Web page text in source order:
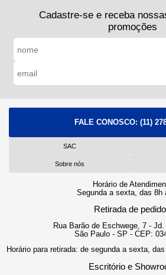
Cadastre-se e receba
promoções
FALE CONOSCO: (11)
SAC
Sobre nós
Horário de
Segunda a sexta, das 8h
Retirada de
Rua Barão de Eschwege, 7 -
São Paulo - SP - CEP:
Horário para retirada: de segunda a sexta,
Escritório e